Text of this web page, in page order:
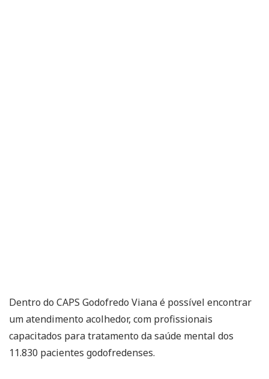
Dentro do CAPS Godofredo Viana é possível encontrar
um atendimento acolhedor, com profissionais
capacitados para tratamento da saúde mental dos
11.830 pacientes godofredenses.